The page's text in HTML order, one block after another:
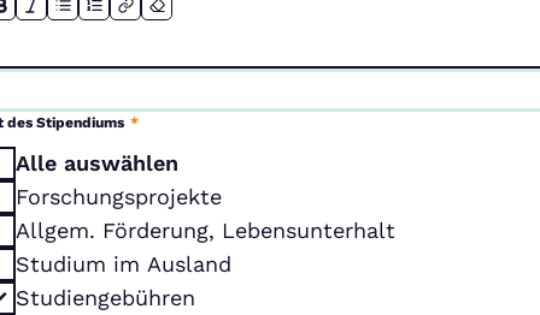
des Stipendiums *
Alle auswählen
Forschungsprojekte
Allgem. Förderung, Lebensunterhalt
Studium im Ausland
Studiengebühren